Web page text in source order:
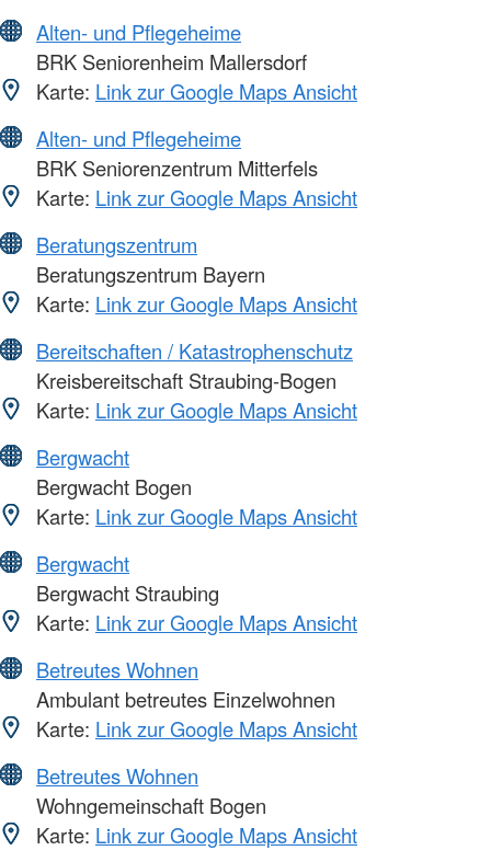
Alten- und Pflegeheime
BRK Seniorenheim Mallersdorf
Karte: Link zur Google Maps Ansicht
Alten- und Pflegeheime
BRK Seniorenzentrum Mitterfels
Karte: Link zur Google Maps Ansicht
Beratungszentrum
Beratungszentrum Bayern
Karte: Link zur Google Maps Ansicht
Bereitschaften / Katastrophenschutz
Kreisbereitschaft Straubing-Bogen
Karte: Link zur Google Maps Ansicht
Bergwacht
Bergwacht Bogen
Karte: Link zur Google Maps Ansicht
Bergwacht
Bergwacht Straubing
Karte: Link zur Google Maps Ansicht
Betreutes Wohnen
Ambulant betreutes Einzelwohnen
Karte: Link zur Google Maps Ansicht
Betreutes Wohnen
Wohngemeinschaft Bogen
Karte: Link zur Google Maps Ansicht